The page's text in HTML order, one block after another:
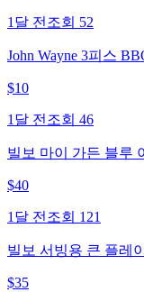
1달 전 조회 52
John Wayne 3피스
$10
1달 전 조회 46
빌보 마이 가든 블루
$40
1달 전 조회 121
빌보 서빙용 큰 플레
$35